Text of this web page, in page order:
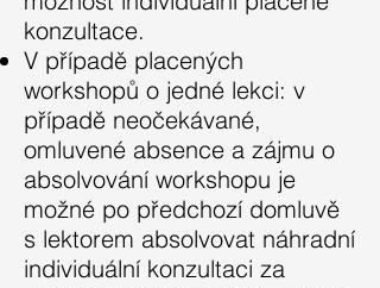
konzultace.
V případě placených
workshopů o jedné lekci: v
případě neočekávané,
omluvené absence a zájmu o
absolvování workshopu je
možné po předchozí domluvě
s lektorem absolvovat náhradní
individuální konzultaci za